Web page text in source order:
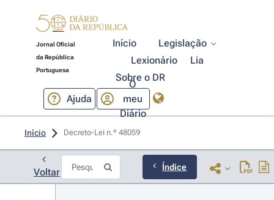
Jornal Oficial
da República
Portuguesa
Início
Legislação
Lexionário
Lia
Sobre o DR
Ajuda
O
meu
Diário
Início Decreto-Lei n.º 48059
Voltar Índice